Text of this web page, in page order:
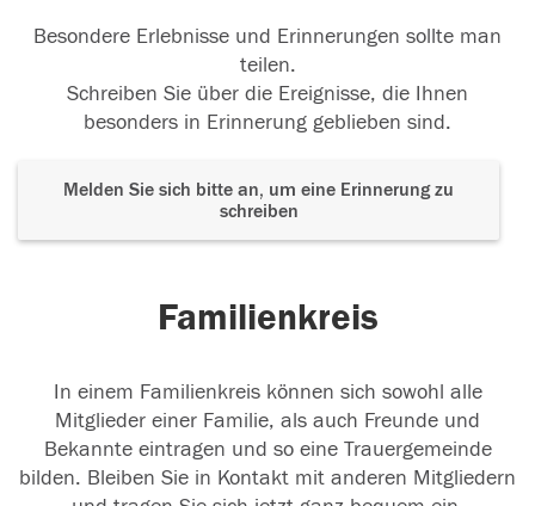
Besondere Erlebnisse und Erinnerungen sollte man
teilen.
Schreiben Sie über die Ereignisse, die Ihnen
besonders in Erinnerung geblieben sind.
Melden Sie sich bitte an, um eine Erinnerung zu
schreiben
Familienkreis
In einem Familienkreis können sich sowohl alle
Mitglieder einer Familie, als auch Freunde und
Bekannte eintragen und so eine Trauergemeinde
bilden. Bleiben Sie in Kontakt mit anderen Mitgliedern